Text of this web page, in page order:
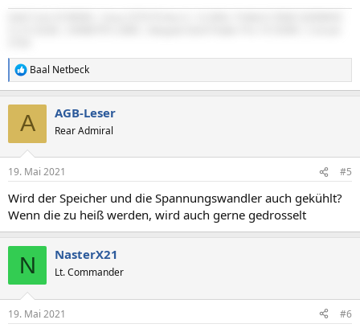
R
e
e
:
Baal Netbeck
A AGB-Leser
Rear Admiral
19. Mai 2021 #5
Wird der Speicher und die Spannungswandler auch gekühlt?
Wenn die zu heiß werden, wird auch gerne gedrosselt
N NasterX21
Lt. Commander
19. Mai 2021 #6